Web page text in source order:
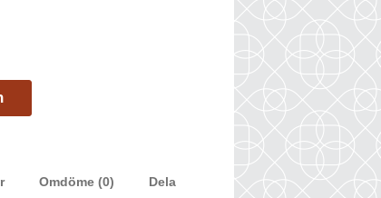
Omdöme (0) Dela